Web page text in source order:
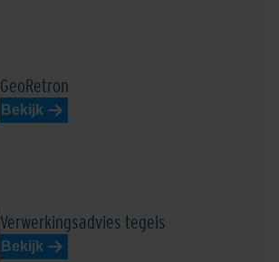
GeoRetron
Bekijk
Verwerkingsadvies tegels
Bekijk